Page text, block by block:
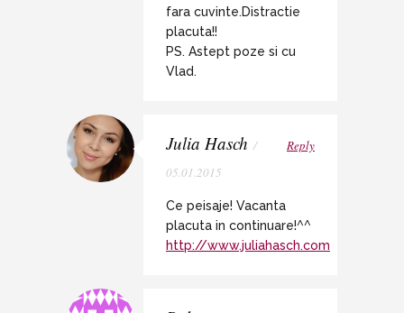
fara cuvinte.Distractie
placuta!!
PS. Astept poze si cu
Vlad.
Julia Hasch /
05.01.2015
Reply
Ce peisaje! Vacanta
placuta in continuare!^^
http://www.juliahasch.com